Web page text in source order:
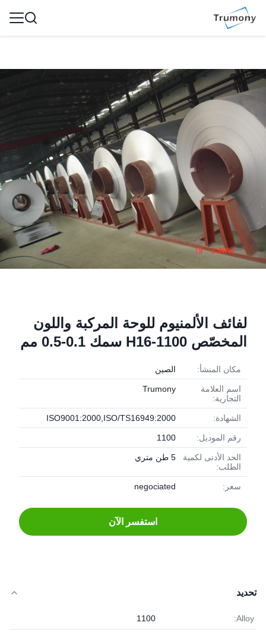
لفائف الألمنيوم للوحة المركبة واللون
المخصّص 1100-H16 سمك 0.1-0.5 مم
مكان المنشأ: الصين
اسم العلامة
التجارية:
Trumony
الشهادة: ISO9001:2000,ISO/TS16949:2000
رقم الموديل: 1100
الحد الأدنى لكمية
الطلب:
5 طن متري
سعر: negociated
استفسر الآن
تحديد
Alloy:
1100